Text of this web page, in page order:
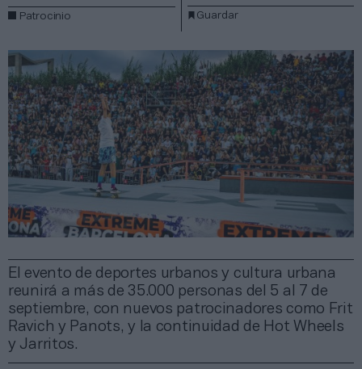
El evento de deportes urbanos y cultura urbana
reunirá a más de 35.000 personas del 5 al 7 de
septiembre, con nuevos patrocinadores como Frit
Ravich y Panots, y la continuidad de Hot Wheels
y Jarritos.
Patrocinio Guardar